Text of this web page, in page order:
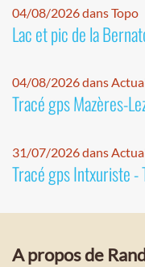
04/08/2026 dans Topo
Lac et pic de la
04/08/2026 dans
Tracé gps Mazères-
31/07/2026 dans
Tracé gps Intxuriste -
A propos de